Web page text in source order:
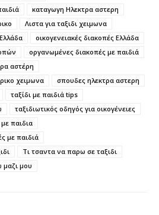
καταγωγη Ηλεκτρα αστερη
Λιστα για ταξιδι χειμωνα
οικογενειακές διακοπές Ελλάδα
οργανωμένες διακοπές με παιδιά
αστέρη
χειμωνα
σπουδες ηλεκτρα αστερη
ταξίδι με παιδιά tips
ταξιδιωτικός οδηγός για οικογένειες
με παιδια
με παιδιά
Τι τσαντα να παρω σε ταξιδι
μαζι μου